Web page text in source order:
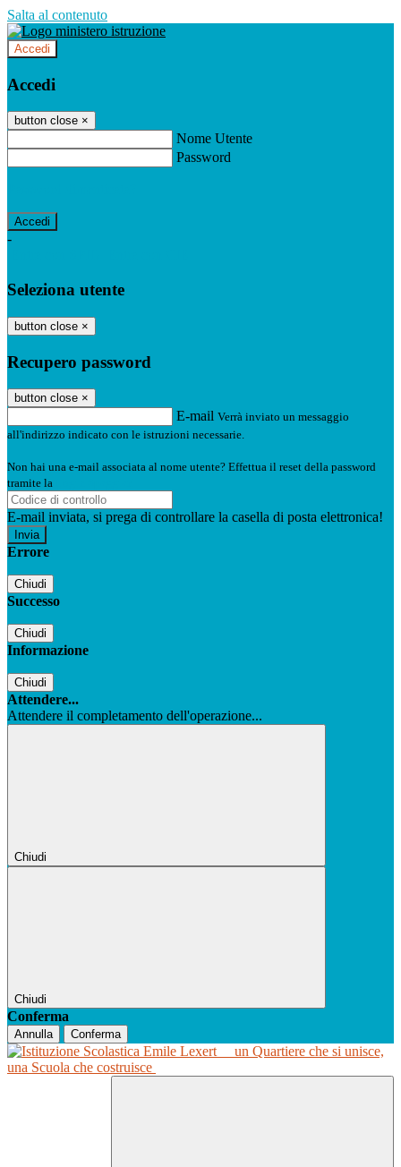
Salta al contenuto
Accedi
Accedi
button close ×
Nome Utente
Password
-
Seleziona utente
button close ×
Recupero password
button close ×
E-mail Verrà inviato un messaggio
all'indirizzo indicato con le istruzioni necessarie.
Non hai una e-mail associata al nome utente? Effettua il reset della password
tramite la
E-mail inviata, si prega di controllare la casella di posta elettronica!
Errore
Chiudi
Successo
Chiudi
Informazione
Chiudi
Attendere...
Attendere il completamento dell'operazione...
Chiudi
Chiudi
Conferma
Annulla Conferma
un Quartiere che si unisce,
una Scuola che costruisce